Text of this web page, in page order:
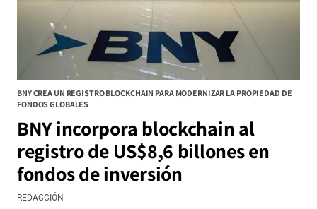
BNY CREA UN REGISTRO BLOCKCHAIN PARA MODERNIZAR LA PROPIEDAD DE
FONDOS GLOBALES
BNY incorpora blockchain al
registro de US$8,6 billones en
fondos de inversión
REDACCIÓN